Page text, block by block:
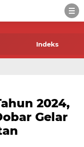
Indeks
2024,
Gelar